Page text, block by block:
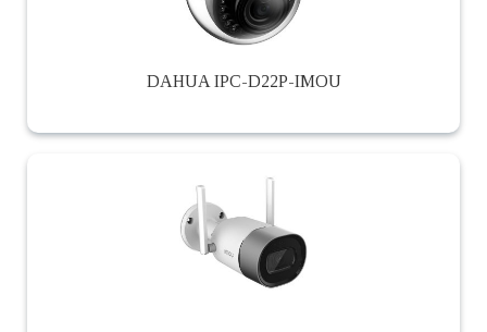
DAHUA IPC-D22P-IMOU